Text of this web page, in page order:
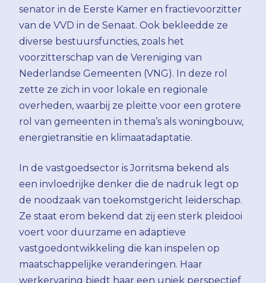
senator in de Eerste Kamer en fractievoorzitter
van de VVD in de Senaat. Ook bekleedde ze
diverse bestuursfuncties, zoals het
voorzitterschap van de Vereniging van
Nederlandse Gemeenten (VNG). In deze rol
zette ze zich in voor lokale en regionale
overheden, waarbij ze pleitte voor een grotere
rol van gemeenten in thema’s als woningbouw,
energietransitie en klimaatadaptatie.
In de vastgoedsector is Jorritsma bekend als
een invloedrijke denker die de nadruk legt op
de noodzaak van toekomstgericht leiderschap.
Ze staat erom bekend dat zij een sterk pleidooi
voert voor duurzame en adaptieve
vastgoedontwikkeling die kan inspelen op
maatschappelijke veranderingen. Haar
werkervaring biedt haar een uniek perspectief